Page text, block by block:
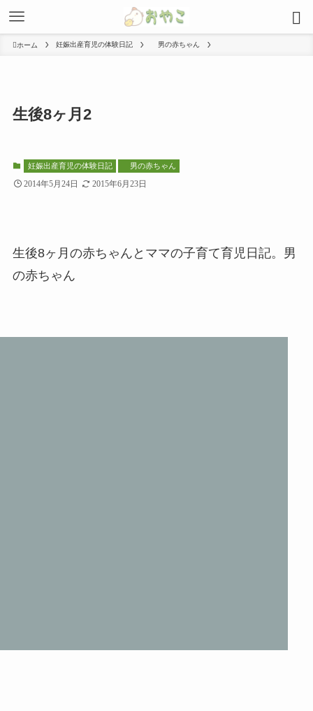
ホーム 妊娠出産育児の体験日記 男の赤ちゃん
生後8ヶ月2
妊娠出産育児の体験日記 男の赤ちゃん
2014年5月24日 2015年6月23日
生後8ヶ月の赤ちゃんとママの子育て育児日記。男
の赤ちゃん